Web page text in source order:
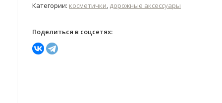
Категории: косметички, дорожные аксессуары
Поделиться в соцсетях: